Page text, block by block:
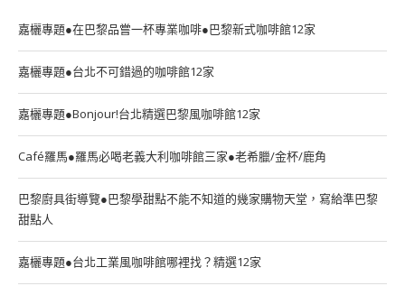
嘉欐專題●在巴黎品嘗一杯專業咖啡●巴黎新式咖啡館12家
嘉欐專題●台北不可錯過的咖啡館12家
嘉欐專題●Bonjour!台北精選巴黎風咖啡館12家
Café羅馬●羅馬必喝老義大利咖啡館三家●老希臘/金杯/鹿角
巴黎廚具街導覽●巴黎學甜點不能不知道的幾家購物天堂，寫給準巴黎
甜點人
嘉欐專題●台北工業風咖啡館哪裡找？精選12家